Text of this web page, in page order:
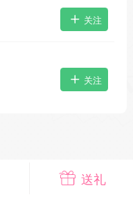
送礼
关注
关注